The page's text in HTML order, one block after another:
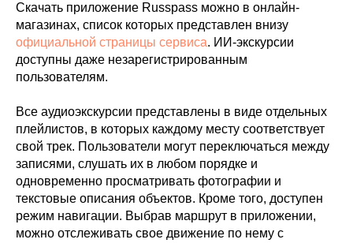
Скачать приложение Russpass можно в онлайн-
магазинах, список которых представлен внизу
официальной страницы сервиса. ИИ-экскурсии
доступны даже незарегистрированным
пользователям.
Все аудиоэкскурсии представлены в виде отдельных
плейлистов, в которых каждому месту соответствует
свой трек. Пользователи могут переключаться между
записями, слушать их в любом порядке и
одновременно просматривать фотографии и
текстовые описания объектов. Кроме того, доступен
режим навигации. Выбрав маршрут в приложении,
можно отслеживать свое движение по нему с